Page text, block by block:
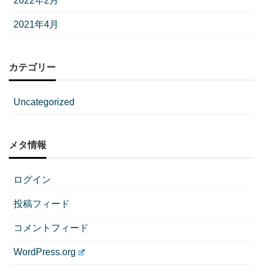
2021年4月
カテゴリー
Uncategorized
メタ情報
ログイン
投稿フィード
コメントフィード
WordPress.org